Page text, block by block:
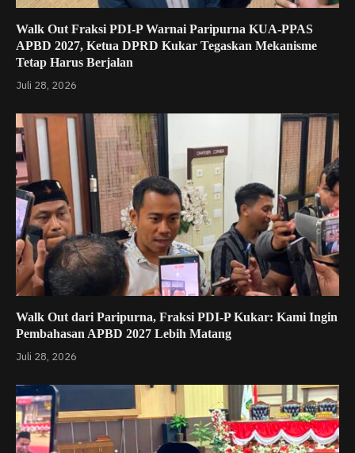
Walk Out Fraksi PDI-P Warnai Paripurna KUA-PPAS
APBD 2027, Ketua DPRD Kukar Tegaskan Mekanisme
Tetap Harus Berjalan
Juli 28, 2026
Walk Out dari Paripurna, Fraksi PDI-P Kukar: Kami Ingin
Pembahasan APBD 2027 Lebih Matang
Juli 28, 2026